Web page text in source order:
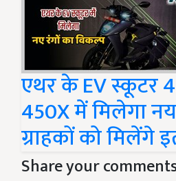
एथर के EV स्कूटर
450X में मिलेगा
ग्राहकों को मिलेंगे
Share your